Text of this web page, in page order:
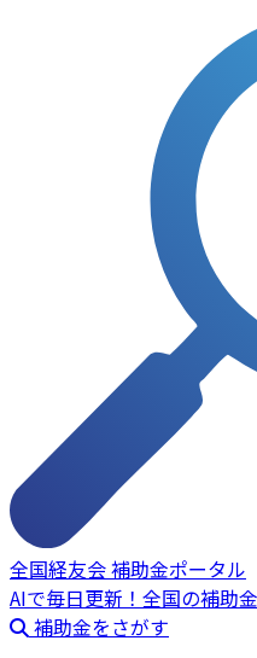
全国経友会 補助金ポータル
AIで毎日更新！全国の補助
補助金をさがす